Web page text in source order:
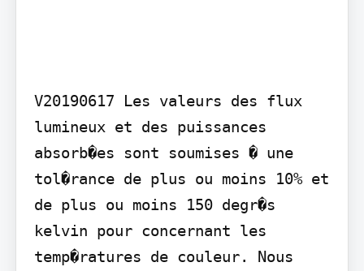
V20190617 Les valeurs des flux
lumineux et des puissances
absorb�es sont soumises � une
tol�rance de plus ou moins 10% et
de plus ou moins 150 degr�s
kelvin pour concernant les
temp�ratures de couleur. Nous